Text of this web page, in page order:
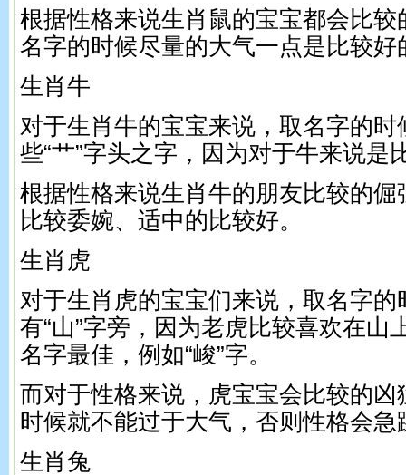
根据性格来说生肖鼠的宝宝都会比较
名字的时候尽量的大气一点是比较好
生肖牛
对于生肖牛的宝宝来说，取名字的时
些“艹”字头之字，因为对于牛来说是
根据性格来说生肖牛的朋友比较的倔
比较委婉、适中的比较好。
生肖虎
对于生肖虎的宝宝们来说，取名字的
有“山”字旁，因为老虎比较喜欢在山
名字最佳，例如“峻”字。
而对于性格来说，虎宝宝会比较的凶
时候就不能过于大气，否则性格会急
生肖兔